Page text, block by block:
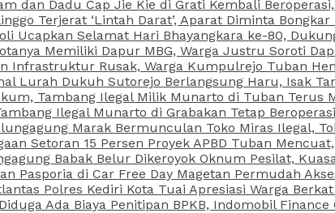
dan Dadu Cap Jie Kie di Grati Kembali
Terjerat ‘Lintah Darat’, Aparat Diminta
Ucapkan Selamat Hari Bhayangkara ke-80,
Memiliki Dapur MBG, Warga Justru Soroti
Infrastruktur Rusak, Warga Kumpulrejo Tuban
Lurah Dukuh Sutorejo Berlangsung Haru, Isak
Tambang Ilegal Milik Munarto di Tuban Terus
Ilegal Munarto di Grabakan Tetap
Marak Bermunculan Toko Miras Ilegal,
Setoran 15 Persen Proyek APBD Tuban
Babak Belur Dikeroyok Oknum Pesilat,
Pasporia di Car Free Day Magetan Permudah
Polres Kediri Kota Tuai Apresiasi Warga
Diduga Ada Biaya Penitipan BPKB, Indomobil